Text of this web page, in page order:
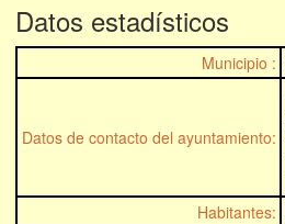
Datos estadísticos
Municipio :
Datos de contacto del ayuntamiento:
Habitantes: